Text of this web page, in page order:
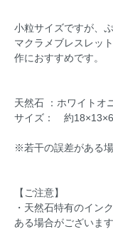
小粒サイズですが、
マクラメブレスレッ
作におすすめです。
天然石 ：ホワイトオ
サイズ： 約
※若干の誤差がある
【ご注意】
・天然石特有のイン
ある場合がございま